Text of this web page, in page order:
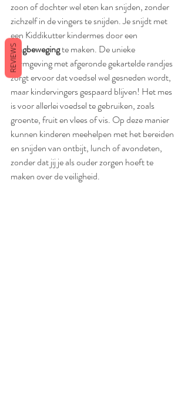
zoon of dochter wel eten kan snijden, zonder
zichzelf in de vingers te snijden. Je snijdt met
een Kiddikutter kindermes door een
zaagbeweging te maken. De unieke
vormgeving met afgeronde gekartelde randjes
zorgt ervoor dat voedsel wel gesneden wordt,
maar kindervingers gespaard blijven! Het mes
is voor allerlei voedsel te gebruiken, zoals
groente, fruit en vlees of vis. Op deze manier
kunnen kinderen meehelpen met het bereiden
en snijden van ontbijt, lunch of avondeten,
zonder dat jij je als ouder zorgen hoeft te
maken over de veiligheid.
REVIEWS